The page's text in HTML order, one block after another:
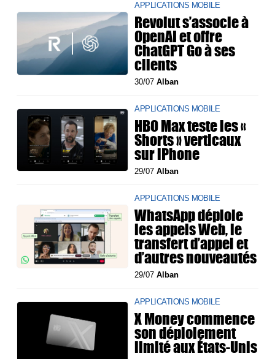
APPLICATIONS MOBILE
Revolut s’associe à
OpenAI et offre
ChatGPT Go à ses
clients
30/07Alban
APPLICATIONS MOBILE
HBO Max teste les «
Shorts » verticaux
sur iPhone
29/07Alban
APPLICATIONS MOBILE
WhatsApp déploie
les appels Web, le
transfert d’appel et
d’autres nouveautés
29/07Alban
APPLICATIONS MOBILE
X Money commence
son déploiement
limité aux États-Unis